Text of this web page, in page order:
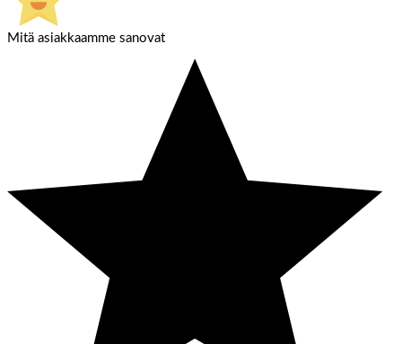
Mitä asiakkaamme sanovat